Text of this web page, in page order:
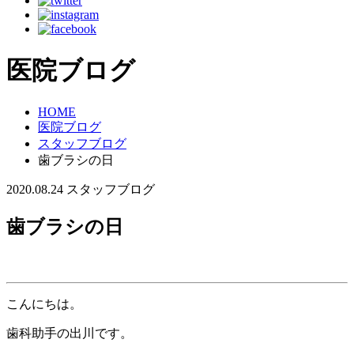
医院ブログ
HOME
医院ブログ
スタッフブログ
歯ブラシの日
2020.08.24 スタッフブログ
歯ブラシの日
こんにちは。
歯科助手の出川です。